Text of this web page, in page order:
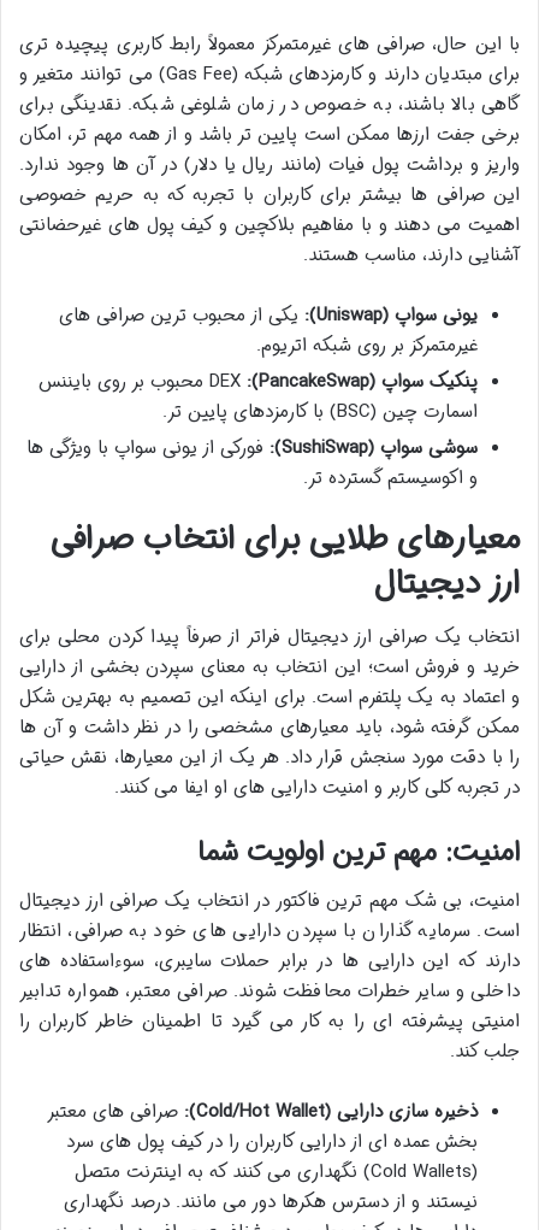
با این حال، صرافی های غیرمتمرکز معمولاً رابط کاربری پیچیده تری
برای مبتدیان دارند و کارمزدهای شبکه (Gas Fee) می توانند متغیر و
گاهی بالا باشند، به خصوص در زمان شلوغی شبکه. نقدینگی برای
برخی جفت ارزها ممکن است پایین تر باشد و از همه مهم تر، امکان
واریز و برداشت پول فیات (مانند ریال یا دلار) در آن ها وجود ندارد.
این صرافی ها بیشتر برای کاربران با تجربه که به حریم خصوصی
اهمیت می دهند و با مفاهیم بلاکچین و کیف پول های غیرحضانتی
آشنایی دارند، مناسب هستند.
یونی سواپ (Uniswap):
یکی از محبوب ترین صرافی های
غیرمتمرکز بر روی شبکه اتریوم.
پنکیک سواپ (PancakeSwap):
DEX محبوب بر روی بایننس
اسمارت چین (BSC) با کارمزدهای پایین تر.
سوشی سواپ (SushiSwap):
فورکی از یونی سواپ با ویژگی ها
و اکوسیستم گسترده تر.
معیارهای طلایی برای انتخاب صرافی
ارز دیجیتال
انتخاب یک صرافی ارز دیجیتال فراتر از صرفاً پیدا کردن محلی برای
خرید و فروش است؛ این انتخاب به معنای سپردن بخشی از دارایی
و اعتماد به یک پلتفرم است. برای اینکه این تصمیم به بهترین شکل
ممکن گرفته شود، باید معیارهای مشخصی را در نظر داشت و آن ها
را با دقت مورد سنجش قرار داد. هر یک از این معیارها، نقش حیاتی
در تجربه کلی کاربر و امنیت دارایی های او ایفا می کنند.
امنیت: مهم ترین اولویت شما
امنیت، بی شک مهم ترین فاکتور در انتخاب یک صرافی ارز دیجیتال
است. سرمایه گذاران با سپردن دارایی های خود به صرافی، انتظار
دارند که این دارایی ها در برابر حملات سایبری، سوءاستفاده های
داخلی و سایر خطرات محافظت شوند. صرافی معتبر، همواره تدابیر
امنیتی پیشرفته ای را به کار می گیرد تا اطمینان خاطر کاربران را
جلب کند.
ذخیره سازی دارایی (Cold/Hot Wallet):
صرافی های معتبر
بخش عمده ای از دارایی کاربران را در کیف پول های سرد
(Cold Wallets) نگهداری می کنند که به اینترنت متصل
نیستند و از دسترس هکرها دور می مانند. درصد نگهداری